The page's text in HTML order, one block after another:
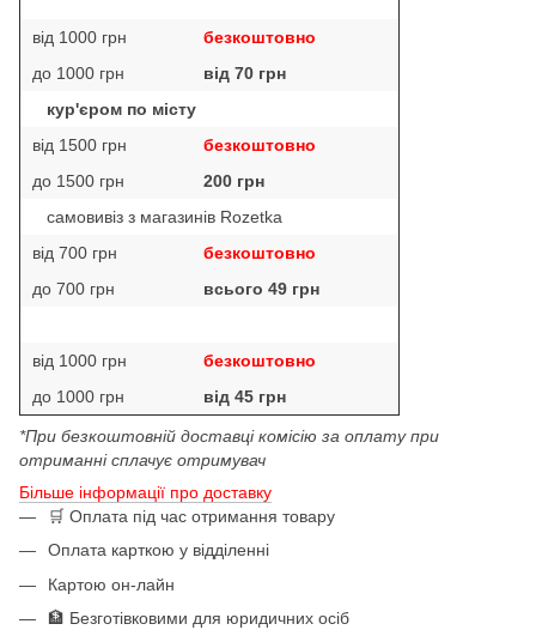
від 1000 грн
безкоштовно
до 1000 грн
від 70 грн
кур'єром по місту
від 1500 грн
безкоштовно
до 1500 грн
200 грн
самовивіз з магазинів Rozetka
від 700 грн
безкоштовно
до 700 грн
всього 49 грн
від 1000 грн
безкоштовно
до 1000 грн
від 45 грн
*При безкоштовній доставці комісію за оплату при
отриманні сплачує отримувач
Більше інформації про доставку
🛒 Оплата під час отримання товару
Оплата карткою у відділенні
Картою он-лайн
🏦 Безготівковими для юридичних осіб